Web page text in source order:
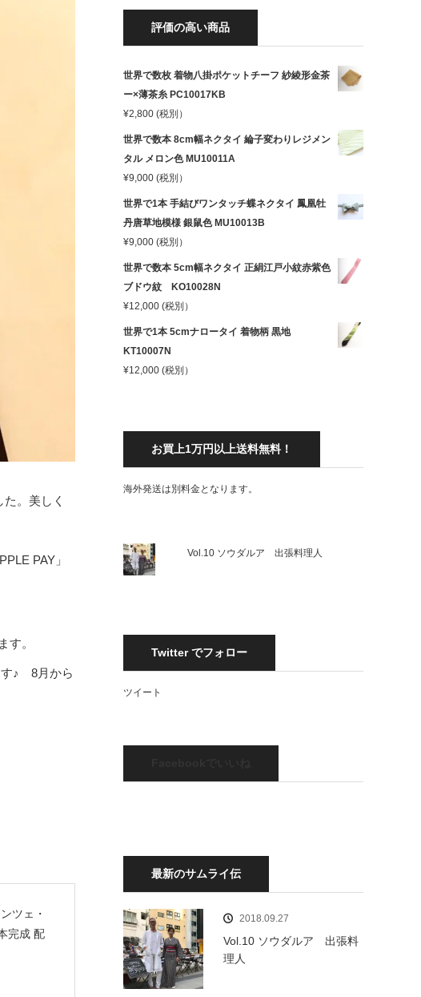
。美しく
PAY」
す。
す♪ 8月から
ツェ・
完成 配
評価の高い商品
世界で数枚 着物八掛ポケットチーフ 紗綾形金茶
ー×薄茶糸 PC10017KB
¥2,800 (税別）
世界で数本 8cm幅ネクタイ 綸子変わりレジメン
タル メロン色 MU10011A
¥9,000 (税別）
世界で1本 手結びワンタッチ蝶ネクタイ 鳳凰牡
丹唐草地模様 銀鼠色 MU10013B
¥9,000 (税別）
世界で数本 5cm幅ネクタイ 正絹江戸小紋赤紫色
ブドウ紋 KO10028N
¥12,000 (税別）
世界で1本 5cmナロータイ 着物柄 黒地
KT10007N
¥12,000 (税別）
お買上1万円以上送料無料！
海外発送は別料金となります。
Vol.10 ソウダルア 出張料理人
Twitter でフォロー
ツイート
最新のサムライ伝
2018.09.27
Vol.10 ソウダルア 出張料
理人